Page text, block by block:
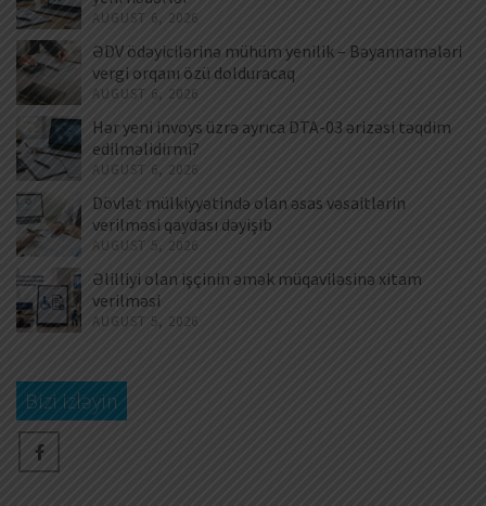
AUGUST 6, 2026
ƏDV ödəyicilərinə mühüm yenilik – Bəyannamələri
vergi orqanı özü dolduracaq
AUGUST 6, 2026
Hər yeni invoys üzrə ayrıca DTA-03 ərizəsi təqdim
edilməlidirmi?
AUGUST 6, 2026
Dövlət mülkiyyətində olan əsas vəsaitlərin
verilməsi qaydası dəyişib
AUGUST 5, 2026
Əlilliyi olan işçinin əmək müqaviləsinə xitam
verilməsi
AUGUST 5, 2026
Bizi izləyin